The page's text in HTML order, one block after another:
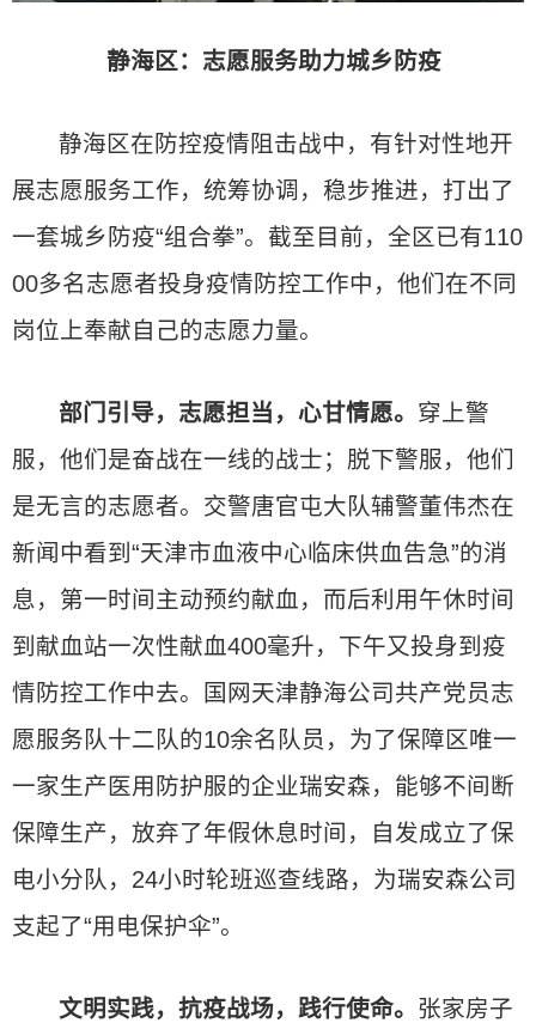
静海区：志愿服务助力城乡防疫
静海区在防控疫情阻击战中，有针对性地开
展志愿服务工作，统筹协调，稳步推进，打出了
一套城乡防疫“组合拳”。截至目前，全区已有110
00多名志愿者投身疫情防控工作中，他们在不同
岗位上奉献自己的志愿力量。
部门引导，志愿担当，心甘情愿。 穿上警
服，他们是奋战在一线的战士；脱下警服，他们
是无言的志愿者。交警唐官屯大队辅警董伟杰在
新闻中看到“天津市血液中心临床供血告急”的消
息，第一时间主动预约献血，而后利用午休时间
到献血站一次性献血400毫升，下午又投身到疫
情防控工作中去。国网天津静海公司共产党员志
愿服务队十二队的10余名队员，为了保障区唯一
一家生产医用防护服的企业瑞安森，能够不间断
保障生产，放弃了年假休息时间，自发成立了保
电小分队，24小时轮班巡查线路，为瑞安森公司
支起了“用电保护伞”。
文明实践，抗疫战场，践行使命。 张家房子